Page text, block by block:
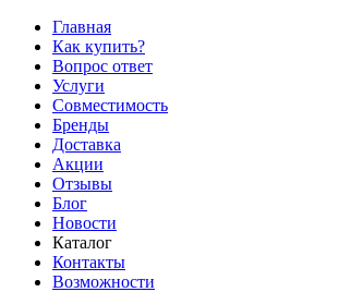
Главная
Как купить?
Вопрос ответ
Услуги
Совместимость
Бренды
Доставка
Акции
Отзывы
Блог
Новости
Каталог
Контакты
Возможности